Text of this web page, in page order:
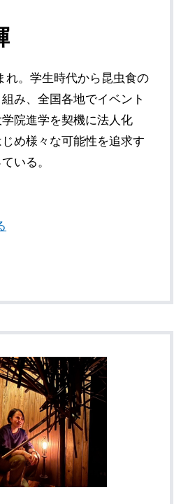
れ。学生時代から昆虫食の
み、全国各地でイベント
院進学を契機に法人化
め様々な可能性を追求す
いる。